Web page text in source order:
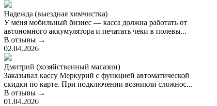
Надежда (выездная химчистка)
У меня мобильный бизнес — касса должна работать от
автономного аккумулятора и печатать чеки в полевы...
В отзывы →
02.04.2026
Дмитрий (хозяйственный магазин)
Заказывал кассу Меркурий с функцией автоматической
скидки по карте. При подключении возникли сложнос...
В отзывы →
01.04.2026